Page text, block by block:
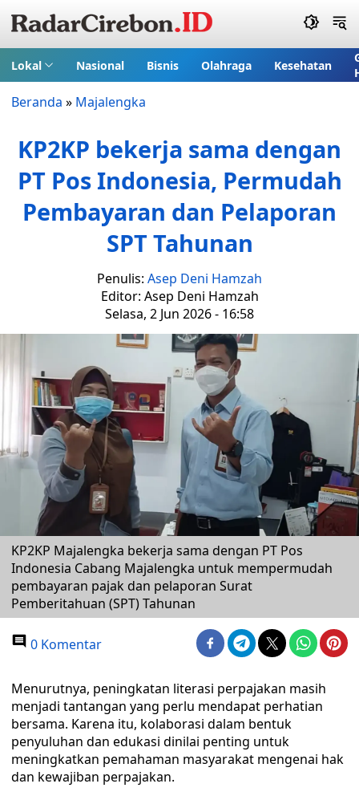
Lokal Nasional Bisnis Olahraga Kesehatan
Beranda » Majalengka
KP2KP bekerja sama dengan
PT Pos Indonesia, Permudah
Pembayaran dan Pelaporan
SPT Tahunan
Penulis: Asep Deni Hamzah
Editor: Asep Deni Hamzah
Selasa, 2 Jun 2026 - 16:58
KP2KP Majalengka bekerja sama dengan PT Pos
Indonesia Cabang Majalengka untuk mempermudah
pembayaran pajak dan pelaporan Surat
Pemberitahuan (SPT) Tahunan
0 Komentar
Menurutnya, peningkatan literasi perpajakan masih
menjadi tantangan yang perlu mendapat perhatian
bersama. Karena itu, kolaborasi dalam bentuk
penyuluhan dan edukasi dinilai penting untuk
meningkatkan pemahaman masyarakat mengenai hak
dan kewajiban perpajakan.